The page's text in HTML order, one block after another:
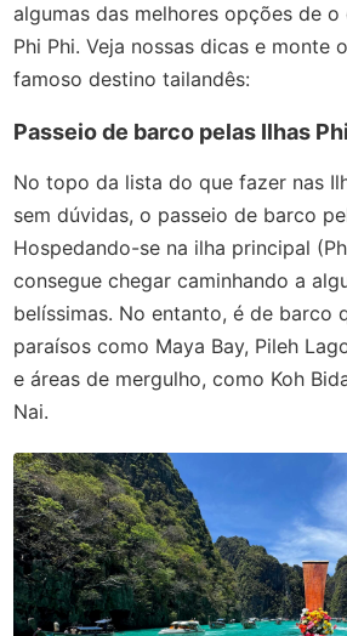
algumas das melhores opções de o
Phi Phi. Veja nossas dicas e monte
famoso destino tailandês:
Passeio de barco pelas Ilhas
No topo da lista do que fazer nas
sem dúvidas, o passeio de barco
Hospedando-se na ilha principal
consegue chegar caminhando a
belíssimas. No entanto, é de barco
paraísos como Maya Bay, Pileh
e áreas de mergulho, como Koh
Nai.